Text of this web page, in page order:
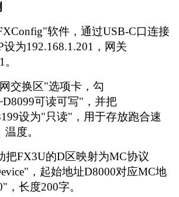
软件，通过USB-C口连接
为192.168.1.201，网关
交换区"选项卡，勾
可读可写"，并把
设为"只读"，用于存放跑合速
度。
把FX3U的D区映射为MC协议
，起始地址D8000对应MC地
，长度200字。